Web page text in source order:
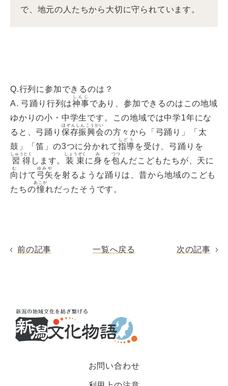
で、地元の人たちから大切に守られています。
Q.行列に参加できるのは？
A. 弓踊り行列は神事
しんじ
であり、参加できるのはこの地域
ゆかりの小・中学生です。この地域では中学1年にな
ると、弓踊り 保存振興会
ほぞんしんこうかい
の方々から「弓踊り」「太
鼓」「笛」の3つに分かれて指導
しどう
を受け、弓踊りを
習得
しゅうとく
します。 装束
しょうぞく
に身
み
を包
つつ
んだこどもたちが、天に
向
む
けて 弓矢
ゆみや
を射るような踊りは、昔から地域のこども
たちの憧
あこが
れだったそうです。
前の記事 一覧へ戻る 次の記事
お問い合わせ